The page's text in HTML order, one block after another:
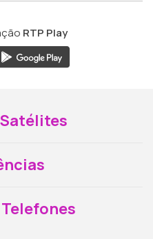
RTP Play